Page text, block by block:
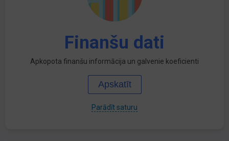
Finanšu dati
Apkopota finanšu informācija un galvenie koeficienti
Apskatīt
Parādīt saturu